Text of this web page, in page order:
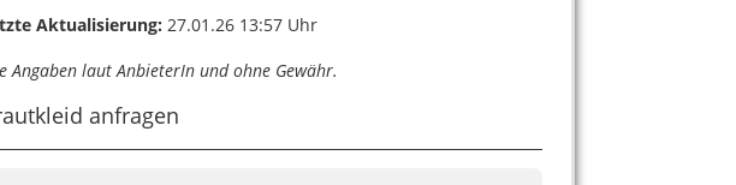
Aktualisierung: 27.01.26 13:57 Uhr
Angaben laut AnbieterIn und ohne Gewähr.
anfragen